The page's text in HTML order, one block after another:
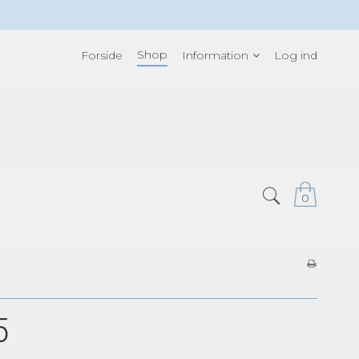
Forside Shop Information Log ind
0